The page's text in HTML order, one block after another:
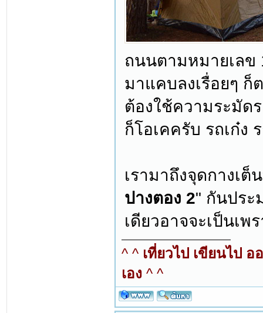
ถนนตามหมายเลข
มาแคบลงเรื่อยๆ
ต้องใช้ความระมัด
ก็โอเคครับ รถเก๋ง
เรามาถึงจุดกางเ
ปางตอง 2" กันประ
เดียวอาจจะเป็นเ
^ ^ เที่ยวไป เขียนไป
เอง ^ ^